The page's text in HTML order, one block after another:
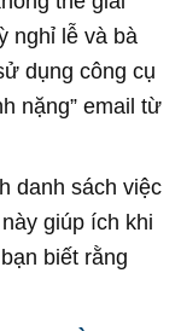
nghỉ lễ và bà
dụng công cụ
nặng” email từ
danh sách việc
giúp ích khi
biết rằng